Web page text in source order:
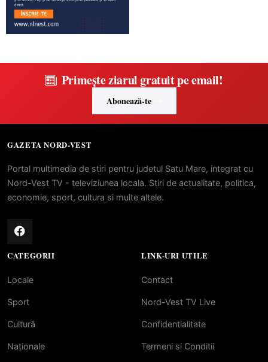
Primește ziarul gratuit pe email!
Abonează-te
GAZETA NORD-VEST
Portal multimedia de stiri pentru judetul Satu Mare, integrat cu
Nord-Vest TV - televiziunea locala. Stiri de actualitate, politica,
economie, sport, cultura si multe altele.
CATEGORII
Locale
Sport
Cultură
Naționale
LINK-URI UTILE
Contact
Nord-Vest TV Live
Confidentialitate
Termeni si Conditii